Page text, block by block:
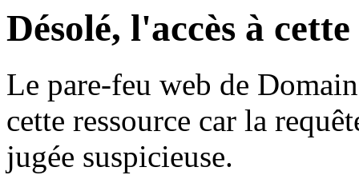
Désolé, l'accès à
Le pare-feu web de
cette ressource car la
jugée suspicieuse.